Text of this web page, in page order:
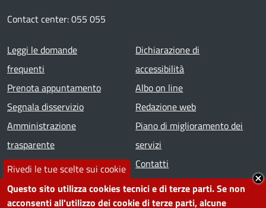
Rivedi le tue scelte sui cookie
Questo sito utilizza cookies tecnici e di terze parti. Se non
acconsenti all'utilizzo dei cookie di terze parti, alcune
Contact center: 055 055
Footer menu
Leggi le domande
frequenti
Prenota appuntamento
Segnala disservizio
Amministrazione
trasparente
Note legali
Dichiarazione di
accessibilità
Albo on line
Redazione web
Piano di miglioramento dei
servizi
Contatti
SEGUICI SU